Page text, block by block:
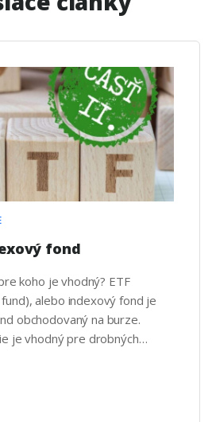
fond
koho je vhodný? ETF
alebo indexový fond je
obchodovaný na burze.
je vhodný pre drobných
(indexový) fond vznikol
alebo iné …